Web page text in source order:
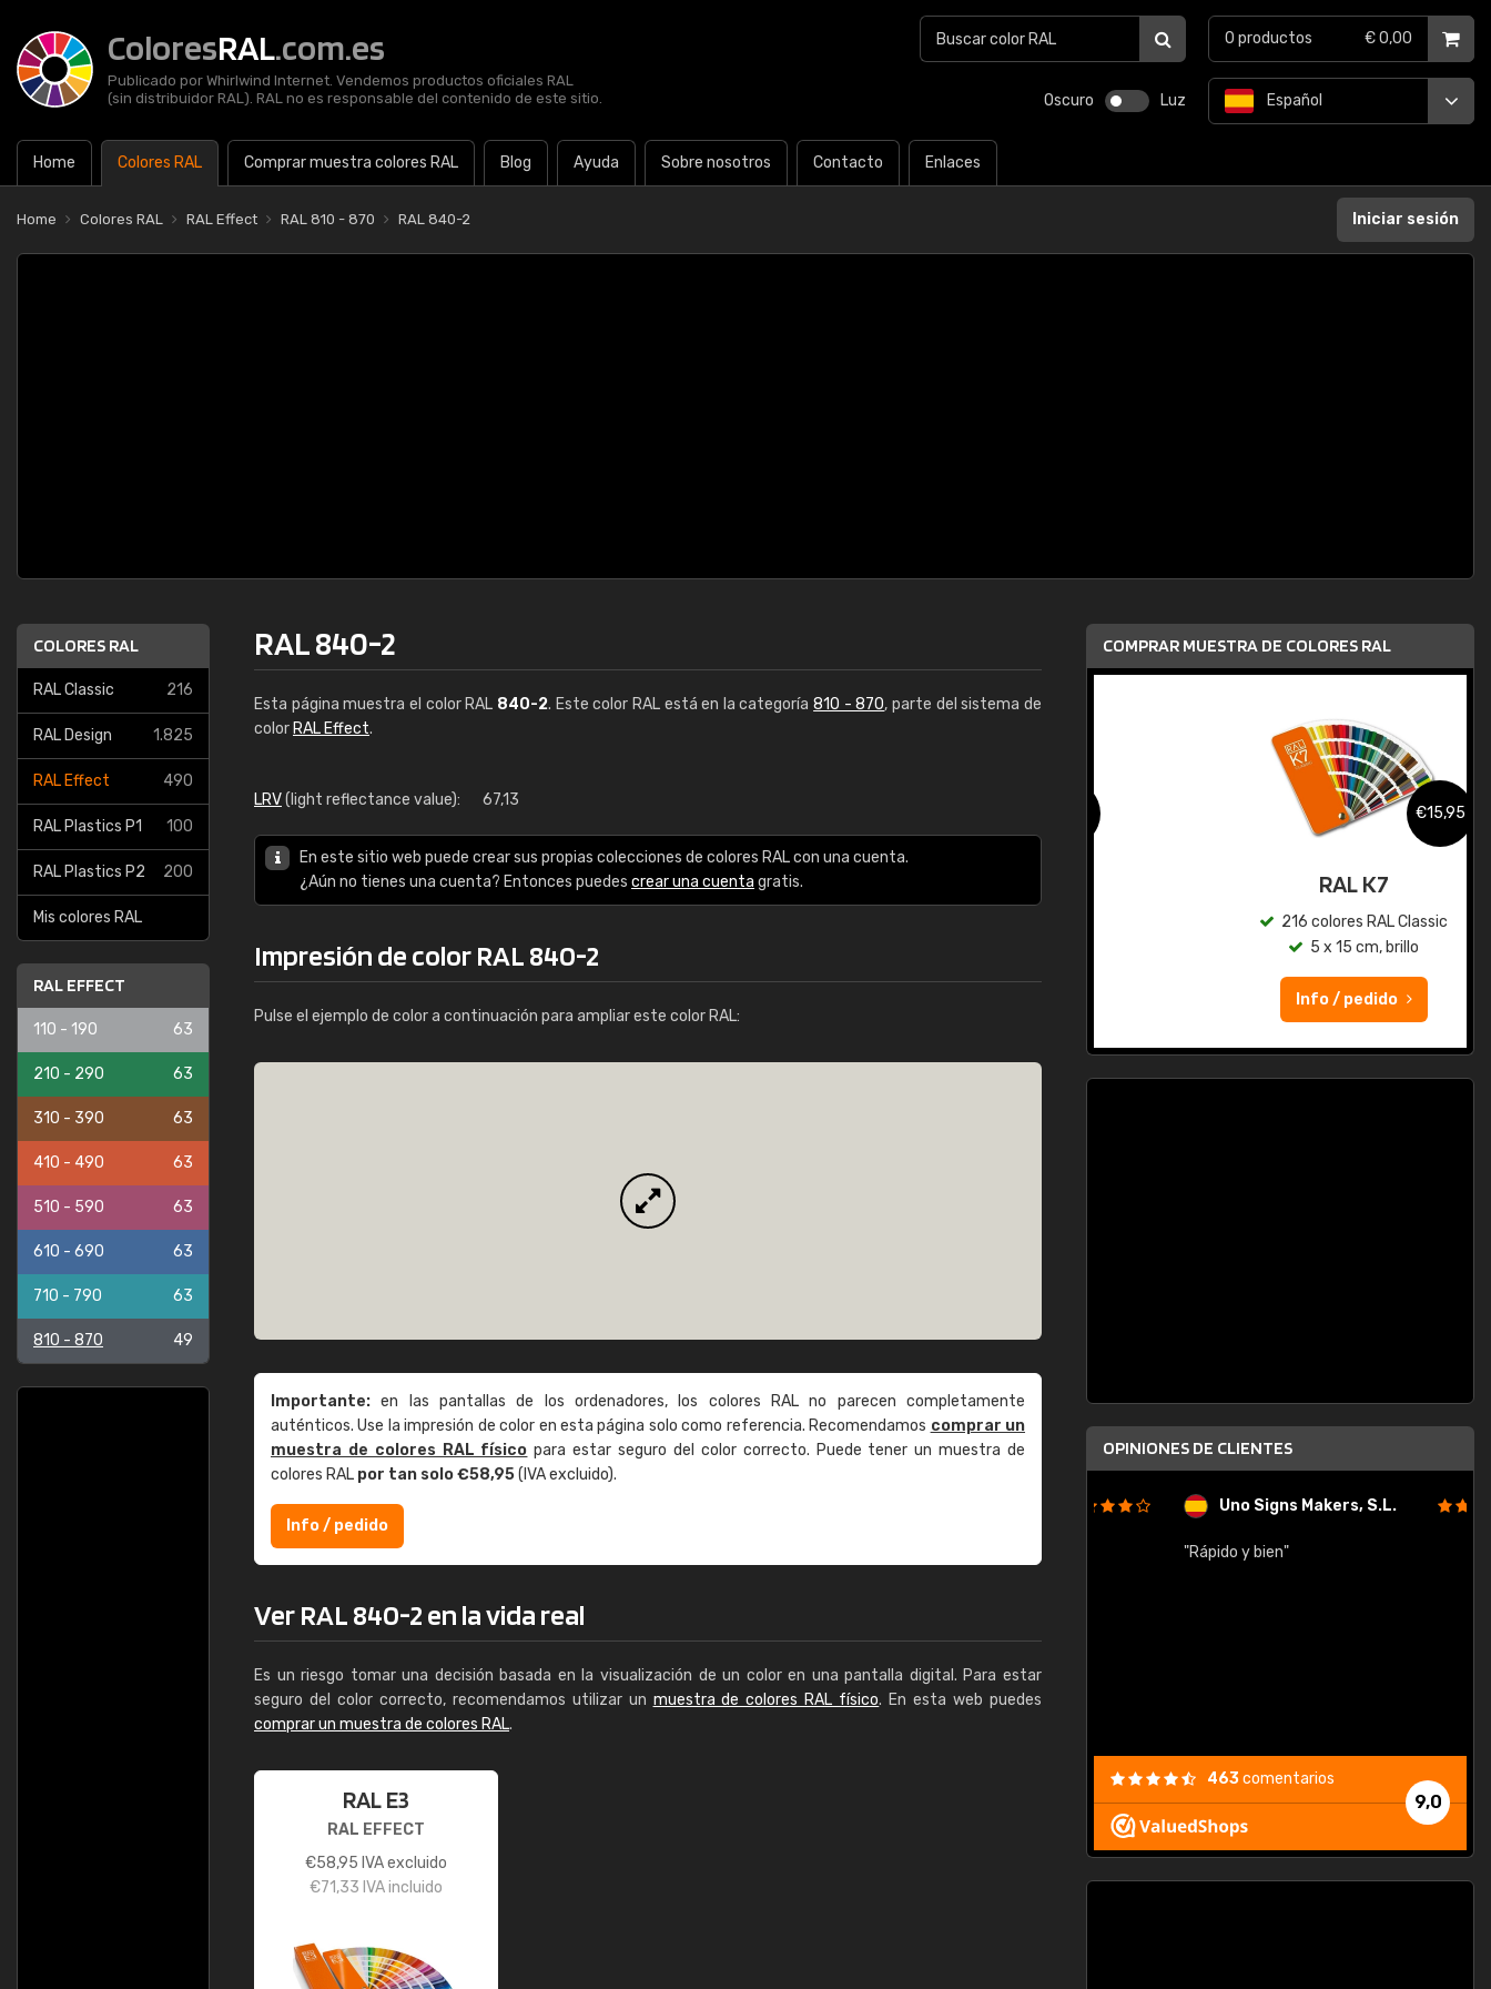
ColoresRAL.com.es
Publicado por Whirlwind Internet. Vendemos productos oficiales RAL
(sin distribuidor RAL). RAL no es responsable del contenido de este sitio.
Oscuro Luz
Home Colores RAL Comprar muestra colores RAL Blog Ayuda Sobre nosotros Contacto Enlaces
Español
0 productos € 0,00
Home Colores RAL RAL Effect RAL 810 - 870 RAL 840-2 Iniciar sesión
COLORES RAL
RAL Classic 216
RAL Design 1.825
RAL Effect 490
RAL Plastics P1 100
RAL Plastics P2 200
Mis colores RAL
RAL EFFECT
110 - 190 63
210 - 290 63
310 - 390 63
410 - 490 63
510 - 590 63
610 - 690 63
710 - 790 63
810 - 870 49
RAL 840-2
Esta página muestra el color RAL 840-2. Este color RAL está en la categoría810 - 870, parte del sistema de
color RAL Effect.
LRV(light reflectance value): 67,13
En este sitio web puede crear sus propias colecciones de colores RAL con una cuenta.
¿Aún no tienes una cuenta? Entonces puedes crear una cuenta gratis.
Impresión de color RAL 840-2
Pulse el ejemplo de color a continuación para ampliar este color RAL:
Importante: en las pantallas de los ordenadores, los colores RAL no parecen completamente
auténticos. Use la impresión de color en esta página solo como referencia. Recomendamos comprar un
muestra de colores RAL físico para estar seguro del color correcto. Puede tener un muestra de
colores RAL por tan solo €58,95(IVA excluido).
Info / pedido
Ver RAL 840-2 en la vida real
Es un riesgo tomar una decisión basada en la visualización de un color en una pantalla digital. Para estar
seguro del color correcto, recomendamos utilizar un muestra de colores RAL físico. En esta web puedes
comprar un muestra de colores RAL.
RAL E3
RAL EFFECT
€58,95 IVA excluido
€71,33 IVA incluido
COMPRAR MUESTRA DE COLORES RAL
RAL K7 a base de agua
€15,95
216 colores RAL Classic
5 x 15 cm, brillo
Info / pedido
OPINIONES DE CLIENTES
Uno Signs Makers, S.L.
"Rápido y bien"
9,0
463comentarios